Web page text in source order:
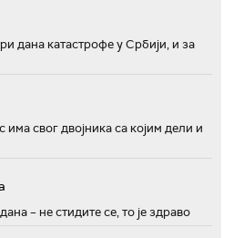
дана катастрофе у Србији, и за
има свог двојника са којим дели и
– не стидите се, то је здраво